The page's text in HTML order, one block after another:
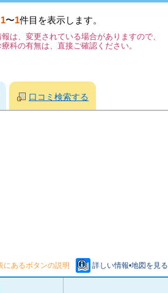
1〜1件目を表示します。
は、変更されている場合がありますので、
科の有無は、直接ご確認ください。
口コミ検索する
にあるボタンの説明 詳しい情報•地図を見る